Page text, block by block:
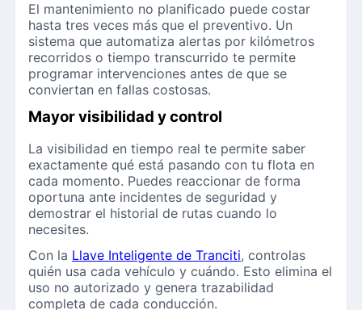
El mantenimiento no planificado puede costar
hasta tres veces más que el preventivo. Un
sistema que automatiza alertas por kilómetros
recorridos o tiempo transcurrido te permite
programar intervenciones antes de que se
conviertan en fallas costosas.
Mayor visibilidad y control
La visibilidad en tiempo real te permite saber
exactamente qué está pasando con tu flota en
cada momento. Puedes reaccionar de forma
oportuna ante incidentes de seguridad y
demostrar el historial de rutas cuando lo
necesites.
Con la Llave Inteligente de Tranciti, controlas
quién usa cada vehículo y cuándo. Esto elimina el
uso no autorizado y genera trazabilidad
completa de cada conducción.